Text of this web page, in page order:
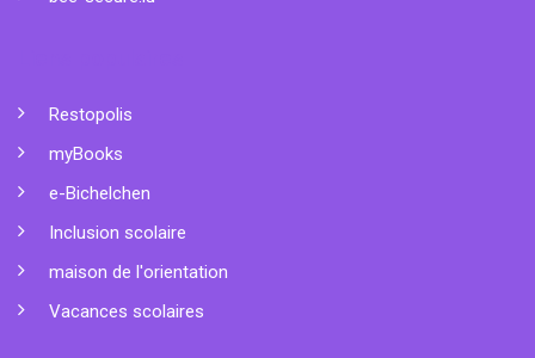
Restopolis
myBooks
e-Bichelchen
Inclusion scolaire
maison de l'orientation
Vacances scolaires